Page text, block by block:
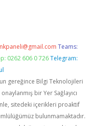
Teams:
0262 606 0 726 Telegram:
gereğince Bilgi Teknolojileri
bir Yer Sağlayıcı
sitedeki içerikleri proaktif
bulunmamaktadır.